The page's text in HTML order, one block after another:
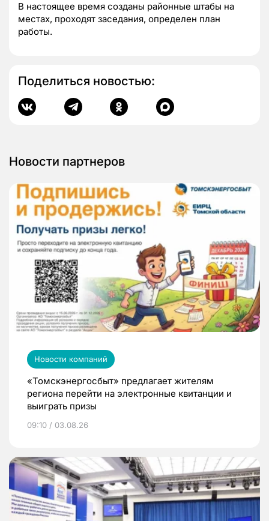
В настоящее время созданы районные штабы на
местах, проходят заседания, определен план
работы.
Поделиться новостью:
Новости партнеров
Новости компаний
«Томскэнергосбыт» предлагает жителям
региона перейти на электронные квитанции и
выиграть призы
09:10 / 03.08.26